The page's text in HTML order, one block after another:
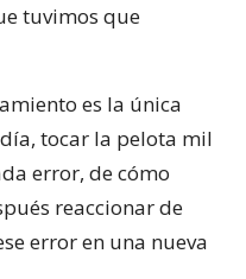
tuvimos que
es la única
tocar la pelota mil
error, de cómo
reaccionar de
error en una nueva